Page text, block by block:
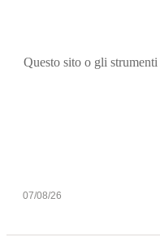
Questo sito o gli
07/08/26